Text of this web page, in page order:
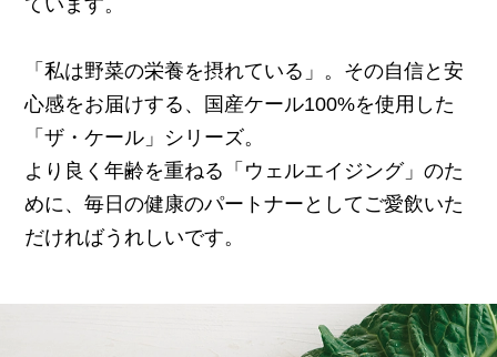
ています。
「私は野菜の栄養を摂れている」。その自信と安
心感をお届けする、国産ケール100%を使用した
「ザ・ケール」シリーズ。
より良く年齢を重ねる「ウェルエイジング」のた
めに、毎日の健康のパートナーとしてご愛飲いた
だければうれしいです。